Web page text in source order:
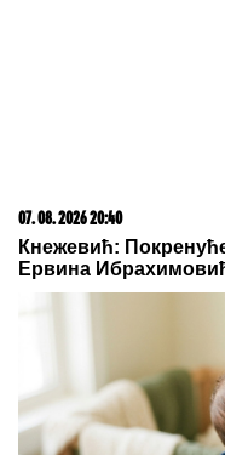
Letnje večeri u gradu
Zašto sve više ljudi
pretvori u druženje